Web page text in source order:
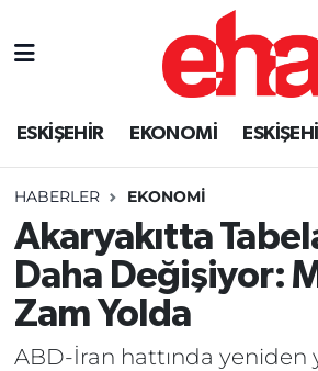
ESKİŞEHİR EKONOMİ
HABERLER EKONOMİ
Akaryakıtta
Daha Değişiyor:
Zam Yolda
ABD-İran hattında yeniden